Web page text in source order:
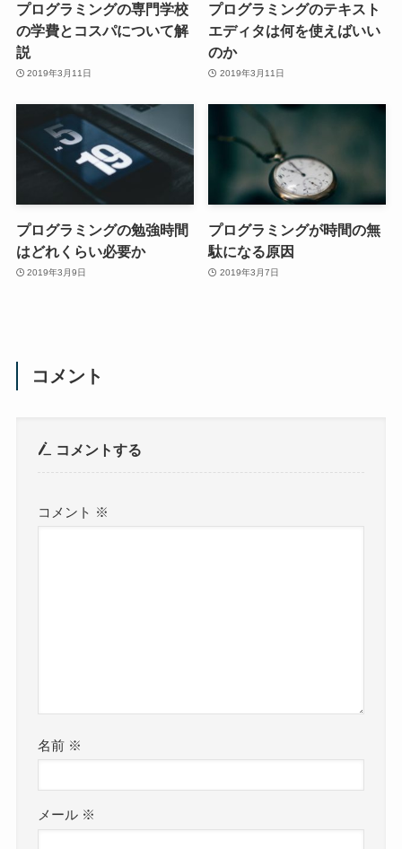
プログラミングの専門学校
の学費とコスパについて解
説
2019年3月11日
プログラミングのテキスト
エディタは何を使えばいい
のか
2019年3月11日
プログラミングの勉強時間
はどれくらい必要か
2019年3月9日
プログラミングが時間の無
駄になる原因
2019年3月7日
コメント
コメントする
コメント ※
名前 ※
メール ※